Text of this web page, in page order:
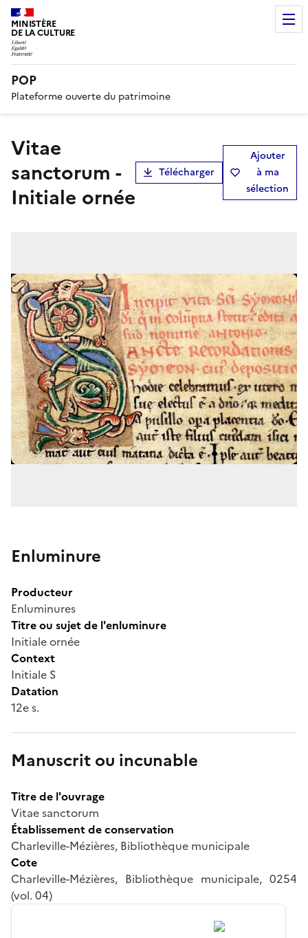
MINISTÈRE
DE LA CULTURE
POP
Plateforme ouverte du patrimoine
Vitae
sanctorum -
Initiale ornée
Télécharger
Ajouter
à ma
sélection
Enluminure
Producteur
Enluminures
Titre ou sujet de l'enluminure
Initiale ornée
Context
Initiale S
Datation
12e s.
Manuscrit ou incunable
Titre de l'ouvrage
Vitae sanctorum
Établissement de conservation
Charleville-Mézières, Bibliothèque municipale
Cote
Charleville-Mézières, Bibliothèque municipale, 0254
(vol. 04)